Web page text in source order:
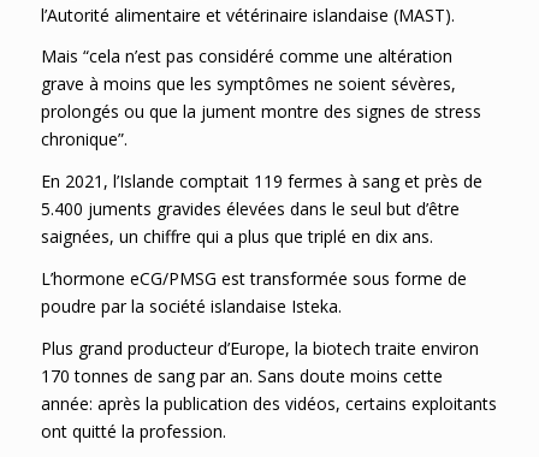
l’Autorité alimentaire et vétérinaire islandaise (MAST).
Mais “cela n’est pas considéré comme une altération
grave à moins que les symptômes ne soient sévères,
prolongés ou que la jument montre des signes de stress
chronique”.
En 2021, l’Islande comptait 119 fermes à sang et près de
5.400 juments gravides élevées dans le seul but d’être
saignées, un chiffre qui a plus que triplé en dix ans.
L’hormone eCG/PMSG est transformée sous forme de
poudre par la société islandaise Isteka.
Plus grand producteur d’Europe, la biotech traite environ
170 tonnes de sang par an. Sans doute moins cette
année: après la publication des vidéos, certains exploitants
ont quitté la profession.